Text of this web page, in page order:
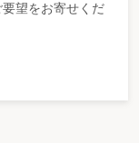
望をお寄せくだ